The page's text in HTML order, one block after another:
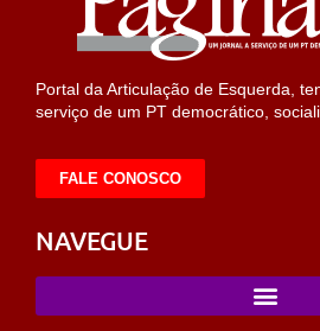
Portal da Articulação de Esquerda,
serviço de um PT democrático,
FALE CONOSCO
NAVEGUE